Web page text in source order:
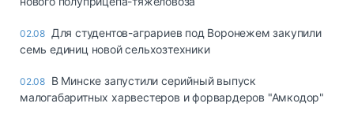
02.08 Для студентов-аграриев под Воронежем закупили
семь единиц новой сельхозтехники
02.08 В Минске запустили серийный выпуск
малогабаритных харвестеров и форвардеров "Амкодор"